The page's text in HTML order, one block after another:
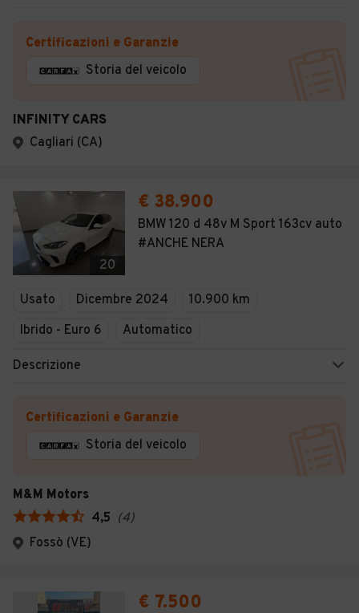
Certificazioni e Garanzie
Storia del veicolo
INFINITY CARS
Cagliari (CA)
20
€ 38.900
BMW 120 d 48v M Sport 163cv auto
#ANCHE NERA
Usato Dicembre 2024
10.900 km
Ibrido - Euro 6
Automatico
Descrizione
Certificazioni e Garanzie
Storia del veicolo
M&M Motors
4,5 (4)
Fossò (VE)
€ 7.500